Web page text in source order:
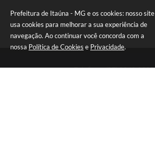
Prefeitura de Itaúna - MG e os cookies: nosso site
usa cookies para melhorar a sua experiência de
navegação. Ao continuar você concorda com a
nossa Política de Cookies e Privacidade.
Telefone: (37) 3249-9500